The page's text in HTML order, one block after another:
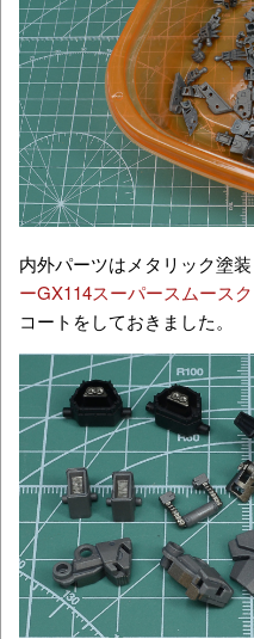
内外パーツはメタリック塗
ーGX114スーパースムース
コートをしておきました。